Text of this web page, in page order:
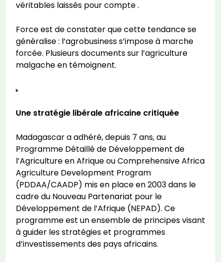
véritables laissés pour compte .
Force est de constater que cette tendance se
généralise : l’agrobusiness s’impose à marche
forcée. Plusieurs documents sur l’agriculture
malgache en témoignent.
Une stratégie libérale africaine critiquée
Madagascar a adhéré, depuis 7 ans, au
Programme Détaillé de Développement de
l’Agriculture en Afrique ou Comprehensive Africa
Agriculture Development Program
(PDDAA/CAADP) mis en place en 2003 dans le
cadre du Nouveau Partenariat pour le
Développement de l’Afrique (NEPAD). Ce
programme est un ensemble de principes visant
à guider les stratégies et programmes
d’investissements des pays africains.